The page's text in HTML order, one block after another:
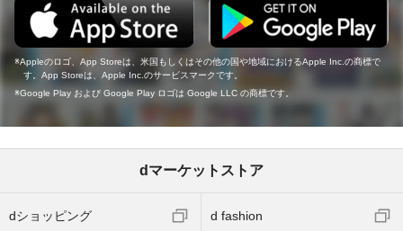
Appleのロゴ、App Storeは、米国もしくはその他の国や地域におけるApple Inc.の商標で
す。App Storeは、Apple Inc.のサービスマークです。
Google Play および Google Play ロゴは Google LLC の商標です。
dマーケットストア
dショッピング d fashion